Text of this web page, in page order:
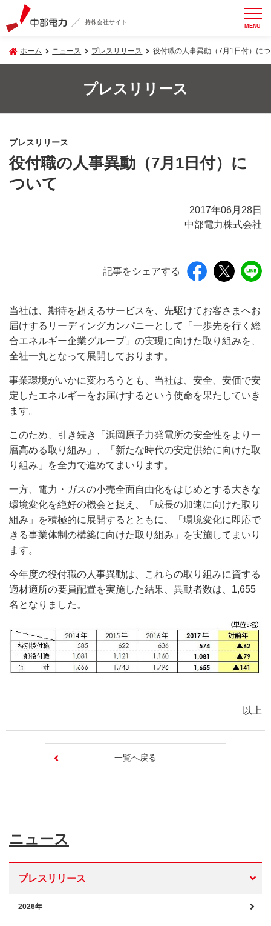
持株会社サイト MENU
ホーム ニュース プレスリリース 役付職の人事異動（7月1日付）に
プレスリリース
プレスリリース
役付職の人事異動（7月1日付）に
ついて
2017年06月28日
中部電力株式会社
記事をシェアする
当社は、期待を超えるサービスを、先駆けてお客さまへお
届けするリーディングカンパニーとして「一歩先を行く総
合エネルギー企業グループ」の実現に向けた取り組みを、
全社一丸となって展開しております。
事業環境がいかに変わろうとも、当社は、安全、安価で安
定したエネルギーをお届けするという使命を果たしていき
ます。
このため、引き続き「浜岡原子力発電所の安全性をより一
層高める取り組み」、「新たな時代の安定供給に向けた取
り組み」を全力で進めてまいります。
一方、電力・ガスの小売全面自由化をはじめとする大きな
環境変化を絶好の機会と捉え、「成長の加速に向けた取り
組み」を積極的に展開するとともに、「環境変化に即応で
きる事業体制の構築に向けた取り組み」を実施してまいり
ます。
今年度の役付職の人事異動は、これらの取り組みに資する
適材適所の要員配置を実施した結果、異動者数は、1,655
名となりました。
以上
一覧へ戻る
ニュース
プレスリリース
2026年